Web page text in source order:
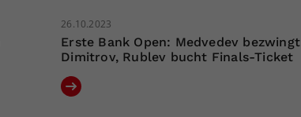
26.10.2023
Erste Bank Open: Medvedev bezwingt
Dimitrov, Rublev bucht Finals-Ticket